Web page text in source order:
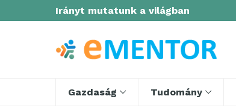
Irányt mutatunk a világban
Gazdaság Tudomány